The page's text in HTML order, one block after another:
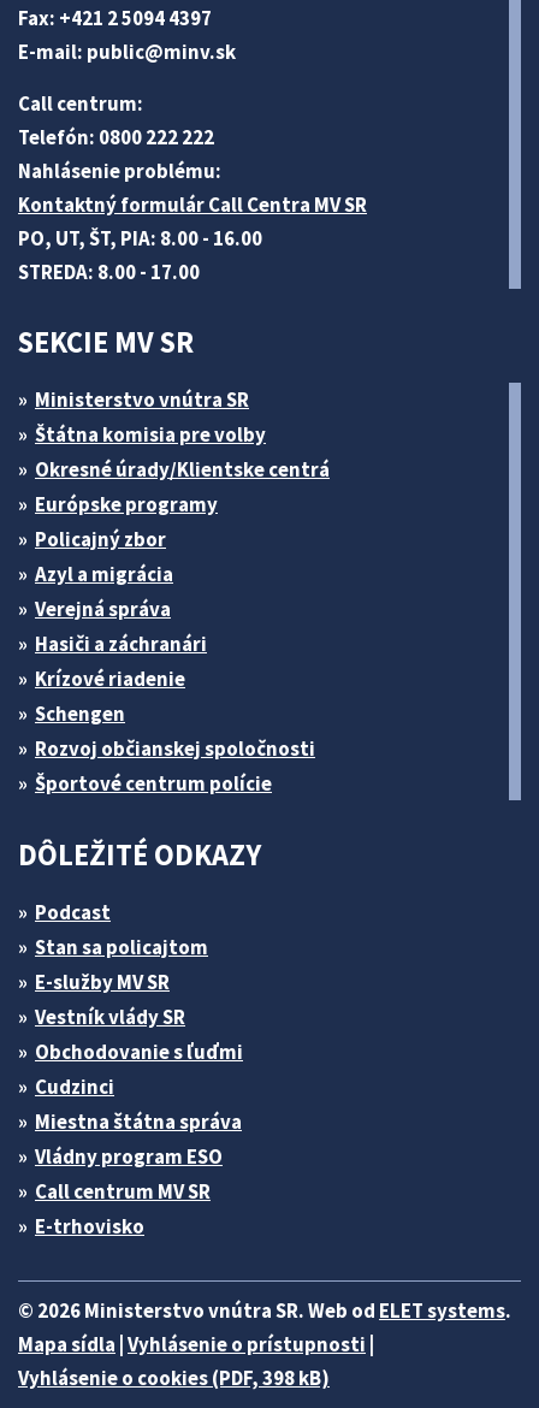
Fax: +421 2 5094 4397
E-mail: public@minv.sk
Call centrum:
Telefón: 0800 222 222
Nahlásenie problému:
Kontaktný formulár Call Centra MV SR
PO, UT, ŠT, PIA: 8.00 - 16.00
STREDA: 8.00 - 17.00
SEKCIE MV SR
Ministerstvo vnútra SR
Štátna komisia pre volby
Okresné úrady/Klientske centrá
Európske programy
Policajný zbor
Azyl a migrácia
Verejná správa
Hasiči a záchranári
Krízové riadenie
Schengen
Rozvoj občianskej spoločnosti
Športové centrum polície
DÔLEŽITÉ ODKAZY
Podcast
Stan sa policajtom
E-služby MV SR
Vestník vlády SR
Obchodovanie s ľuďmi
Cudzinci
Miestna štátna správa
Vládny program ESO
Call centrum MV SR
E-trhovisko
© 2026 Ministerstvo vnútra SR. Web od ELET systems.
Mapa sídla Vyhlásenie o prístupnosti
Vyhlásenie o cookies (PDF, 398 kB)